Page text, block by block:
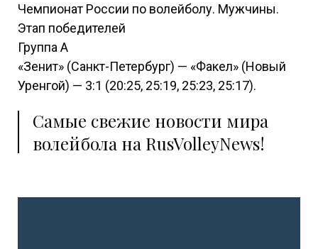
Чемпионат России по волейболу. Мужчины.
Этап победителей
Группа А
«Зенит» (Санкт-Петербург) — «Факел» (Новый
Уренгой) — 3:1 (20:25, 25:19, 25:23, 25:17).
Самые свежие новости мира
волейбола на RusVolleyNews!